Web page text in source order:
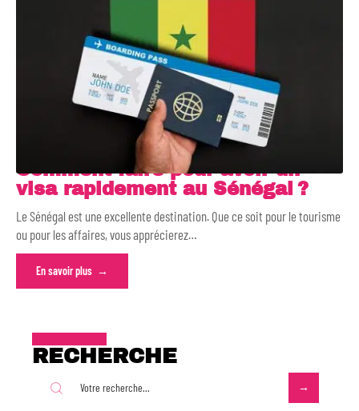
Comment faire pour avoir un
visa rapidement au Sénégal ?
Le Sénégal est une excellente destination. Que ce soit pour le tourisme
ou pour les affaires, vous apprécierez…
En savoir plus
RECHERCHE